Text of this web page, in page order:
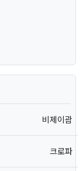
비제이괌
크로파